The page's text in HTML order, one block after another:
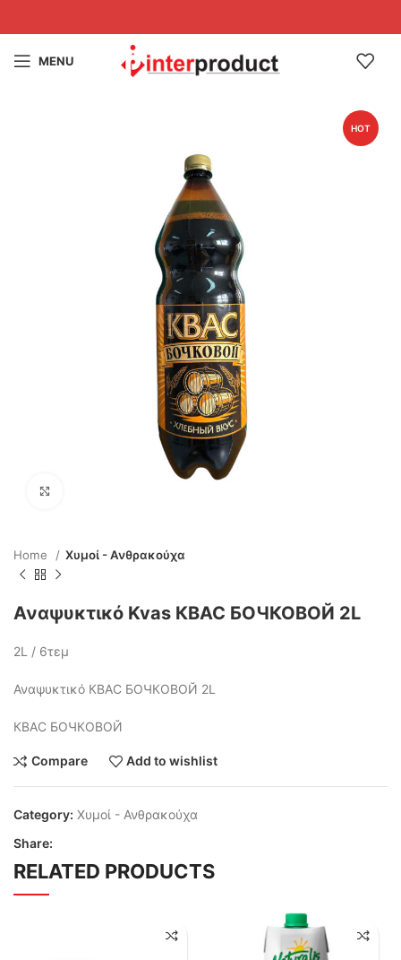
MENU
HOT
Home Χυμοί - Ανθρακούχα
Αναψυκτικό Kvas КВАС БОЧКОВОЙ 2L
2L / 6τεμ
Αναψυκτικό КВАС БОЧКОВОЙ 2L
КВАС БОЧКОВОЙ
Compare Add to wishlist
Category: Χυμοί - Ανθρακούχα
Share:
RELATED PRODUCTS